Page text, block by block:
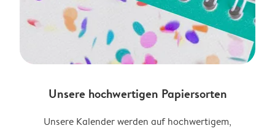
Unsere hochwertigen Papiersorten
Unsere Kalender werden auf hochwertigem,